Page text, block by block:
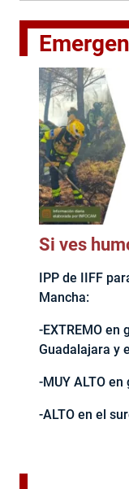
Si ves
IPP de IIFF
Mancha:
-EXTREMO en
Guadalajara y
-MUY ALTO
-ALTO en el